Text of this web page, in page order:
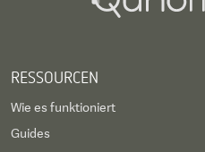
RESSOURCEN
Wie es funktioniert
Guides